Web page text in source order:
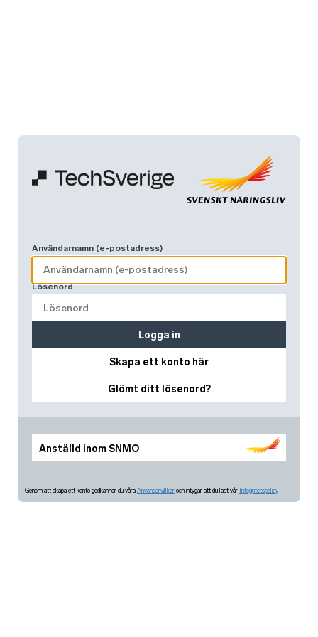
Anställd inom SNMO
Användarnamn (e-postadress)
Lösenord
Skapa ett konto här
Glömt ditt lösenord?
Logga in
Genom att skapa ett konto godkänner du våra Användarvillkor och intygar att du läst vår Integritetspolicy.